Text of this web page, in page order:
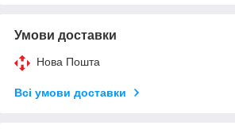
Умови доставки
Нова Пошта
Всі умови доставки